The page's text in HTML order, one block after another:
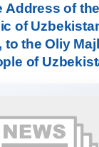
Address of
of
to the Oliy
of
questions
3. Interview (bachelor) (8)